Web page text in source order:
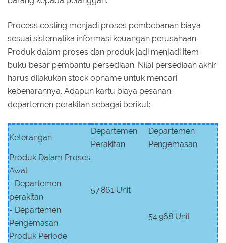
Process costing menjadi proses pembebanan biaya
sesuai sistematika informasi keuangan perusahaan.
Produk dalam proses dan produk jadi menjadi item
buku besar pembantu persediaan. Nilai persediaan akhir
harus dilakukan stock opname untuk mencari
kebenarannya. Adapun kartu biaya pesanan
departemen perakitan sebagai berikut:
Keterangan
Departemen
Perakitan
Departemen
Pengemasan
Produk Dalam Proses
Awal
- Departemen
perakitan
57.861 Unit
- Departemen
Pengemasan
54.968 Unit
Produk Periode